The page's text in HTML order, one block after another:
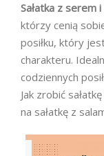
Sałatka z serem
którzy cenią
posiłku, który
charakteru.
codziennych
Jak zrobić
na sałatkę z